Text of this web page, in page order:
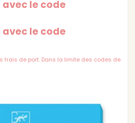
le code
le code
frais de port. Dans la limite des codes de